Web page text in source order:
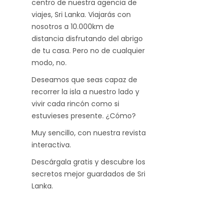
centro de nuestra agencia de
viajes, Sri Lanka. Viajarás con
nosotros a 10.000km de
distancia disfrutando del abrigo
de tu casa. Pero no de cualquier
modo, no.
Deseamos que seas capaz de
recorrer la isla a nuestro lado y
vivir cada rincón como si
estuvieses presente. ¿Cómo?
Muy sencillo, con nuestra revista
interactiva.
Descárgala gratis y descubre los
secretos mejor guardados de Sri
Lanka.